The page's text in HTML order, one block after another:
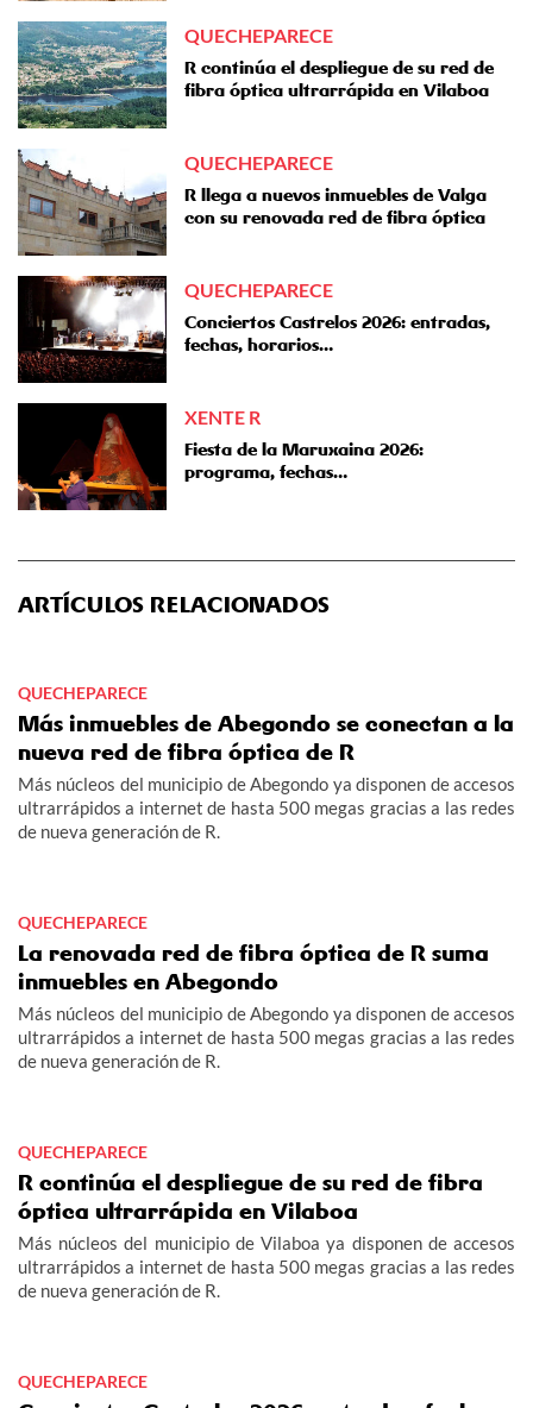
QUECHEPARECE
R continúa el despliegue de su red de
fibra óptica ultrarrápida en Vilaboa
QUECHEPARECE
R llega a nuevos inmuebles de Valga
con su renovada red de fibra óptica
QUECHEPARECE
Conciertos Castrelos 2026: entradas,
fechas, horarios…
XENTE R
Fiesta de la Maruxaina 2026:
programa, fechas…
ARTÍCULOS RELACIONADOS
QUECHEPARECE
Más inmuebles de Abegondo se conectan a la
nueva red de fibra óptica de R
Más núcleos del municipio de Abegondo ya disponen de accesos
ultrarrápidos a internet de hasta 500 megas gracias a las redes
de nueva generación de R.
QUECHEPARECE
La renovada red de fibra óptica de R suma
inmuebles en Abegondo
Más núcleos del municipio de Abegondo ya disponen de accesos
ultrarrápidos a internet de hasta 500 megas gracias a las redes
de nueva generación de R.
QUECHEPARECE
R continúa el despliegue de su red de fibra
óptica ultrarrápida en Vilaboa
Más núcleos del municipio de Vilaboa ya disponen de accesos
ultrarrápidos a internet de hasta 500 megas gracias a las redes
de nueva generación de R.
QUECHEPARECE